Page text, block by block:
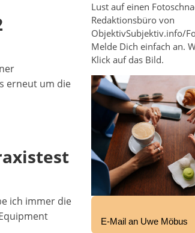
erneut um die
ich immer die
Lust auf einen
Redaktionsbüro von
ObjektivSubjektiv.info/
Melde Dich einfach an.
Klick auf das Bild.
E-Mail an Uwe Möbus